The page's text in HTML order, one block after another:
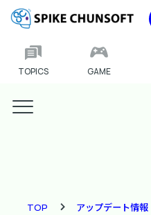
TOPICS GAME
TOP アップデート情報